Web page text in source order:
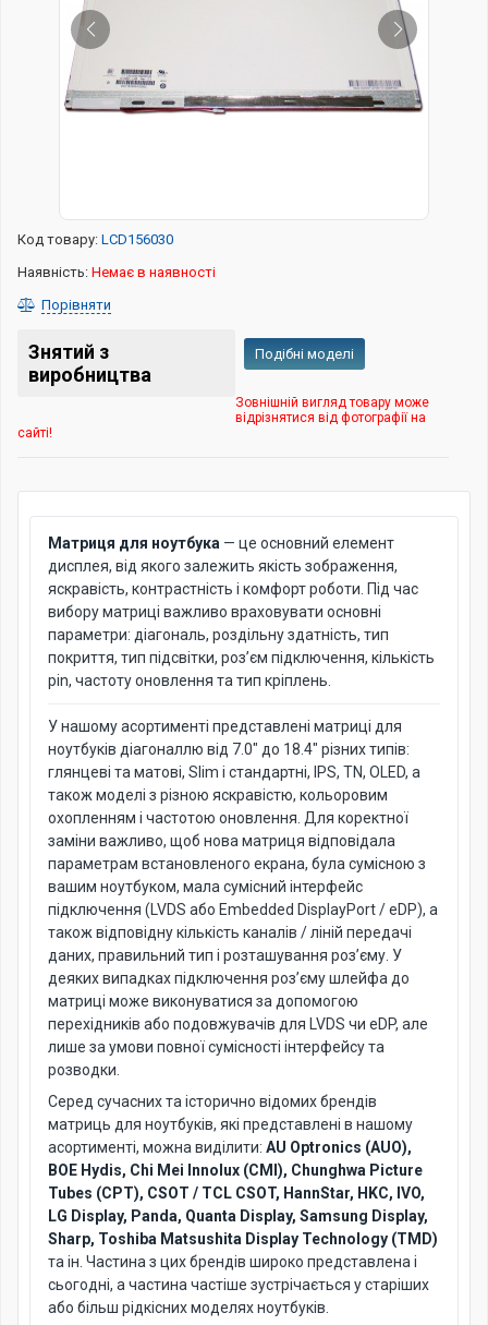
Код товару: LCD156030
Наявність: Немає в наявності
Порівняти
Знятий з
виробництва
Подібні моделі
Зовнішній вигляд товару може
відрізнятися від фотографії на
сайті!
Матриця для ноутбука — це основний елемент
дисплея, від якого залежить якість зображення,
яскравість, контрастність і комфорт роботи. Під час
вибору матриці важливо враховувати основні
параметри: діагональ, роздільну здатність, тип
покриття, тип підсвітки, роз’єм підключення, кількість
pin, частоту оновлення та тип кріплень.
У нашому асортименті представлені матриці для
ноутбуків діагоналлю від 7.0" до 18.4" різних типів:
глянцеві та матові, Slim і стандартні, IPS, TN, OLED, а
також моделі з різною яскравістю, кольоровим
охопленням і частотою оновлення. Для коректної
заміни важливо, щоб нова матриця відповідала
параметрам встановленого екрана, була сумісною з
вашим ноутбуком, мала сумісний інтерфейс
підключення (LVDS або Embedded DisplayPort / eDP), а
також відповідну кількість каналів / ліній передачі
даних, правильний тип і розташування роз’єму. У
деяких випадках підключення роз’єму шлейфа до
матриці може виконуватися за допомогою
перехідників або подовжувачів для LVDS чи eDP, але
лише за умови повної сумісності інтерфейсу та
розводки.
Серед сучасних та історично відомих брендів
матриць для ноутбуків, які представлені в нашому
асортименті, можна виділити: AU Optronics (AUO),
BOE Hydis, Chi Mei Innolux (CMI), Chunghwa Picture
Tubes (CPT), CSOT / TCL CSOT, HannStar, HKC, IVO,
LG Display, Panda, Quanta Display, Samsung Display,
Sharp, Toshiba Matsushita Display Technology (TMD)
та ін. Частина з цих брендів широко представлена і
сьогодні, а частина частіше зустрічається у старіших
або більш рідкісних моделях ноутбуків.